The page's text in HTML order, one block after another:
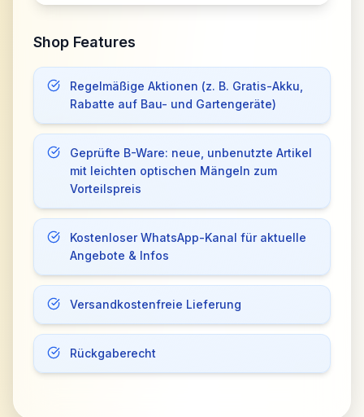
Shop Features
Regelmäßige Aktionen (z. B. Gratis-Akku,
Rabatte auf Bau- und Gartengeräte)
Geprüfte B-Ware: neue, unbenutzte Artikel
mit leichten optischen Mängeln zum
Vorteilspreis
Kostenloser WhatsApp-Kanal für aktuelle
Angebote & Infos
Versandkostenfreie Lieferung
Rückgaberecht